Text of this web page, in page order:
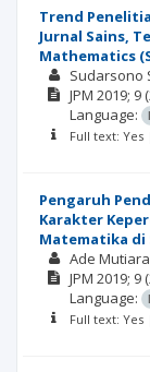
Trend
Jurnal Sains,
Mathematics
Sudarsono
JPM 2019; 9
Language:
Full text:
Pengaruh
Karakter
Matematika di
Ade
JPM 2019; 9
Language:
Full text: